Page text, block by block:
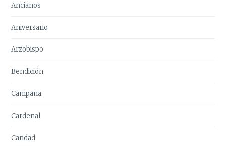
Ancianos
Aniversario
Arzobispo
Bendición
Campaña
Cardenal
Caridad